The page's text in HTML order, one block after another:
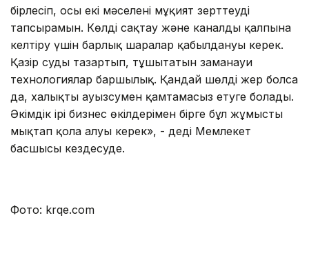
бірлесіп, осы екі мәселені мұқият зерттеуді
тапсырамын. Көлді сақтау және каналды қалпына
келтіру үшін барлық шаралар қабылдануы керек.
Қазір суды тазартып, тұшытатын заманауи
технологиялар баршылық. Қандай шөлді жер болса
да, халықты ауызсумен қамтамасыз етуге болады.
Әкімдік ірі бизнес өкілдерімен бірге бұл жұмысты
мықтап қолға алуы керек», - деді Мемлекет
басшысы кездесуде.
Фото: krqe.com